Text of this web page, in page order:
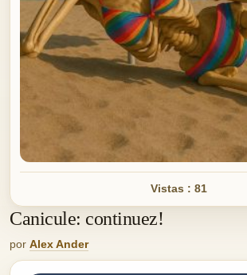
Vistas : 81
Canicule: continuez!
por Alex Ander